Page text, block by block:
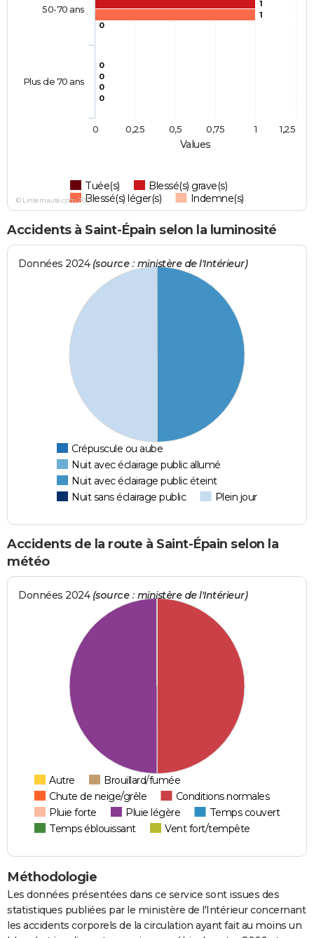
Values
0
1
0
1
0
0
0
Tuée(s)
Blessé(s) grave(s)
Blessé(s) léger(s)
Indemne(s)
50-70 ans
Plus de 70 ans
0 1
0,25 0,5 0,75 1,25
© Linternaute.com 2026
Accidents à Saint-Épain selon la luminosité
Données 2024 (source : ministère de l'Intérieur)
Crépuscule ou aube
Nuit avec éclairage public allumé
Nuit avec éclairage public éteint
Nuit sans éclairage public
Plein jour
Accidents de la route à Saint-Épain selon la
météo
Données 2024 (source : ministère de l'Intérieur)
Autre
Brouillard/fumée
Chute de neige/grêle
Conditions normales
Pluie forte
Pluie légère
Temps couvert
Temps éblouissant
Vent fort/tempête
Méthodologie
Les données présentées dans ce service sont issues des
statistiques publiées par le ministère de l'Intérieur concernant
les accidents corporels de la circulation ayant fait au moins un